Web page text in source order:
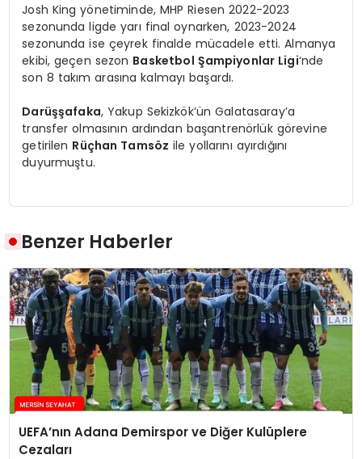
Josh King yönetiminde, MHP Riesen 2022-2023
sezonunda ligde yarı final oynarken, 2023-2024
sezonunda ise çeyrek finalde mücadele etti. Almanya
ekibi, geçen sezon Basketbol Şampiyonlar Ligi‘nde
son 8 takım arasına kalmayı başardı.
Darüşşafaka, Yakup Sekizkök’ün Galatasaray’a
transfer olmasının ardından başantrenörlük görevine
getirilen Rüçhan Tamsöz ile yollarını ayırdığını
duyurmuştu.
Benzer Haberler
UEFA’nın Adana Demirspor ve Diğer Kulüplere
Cezaları